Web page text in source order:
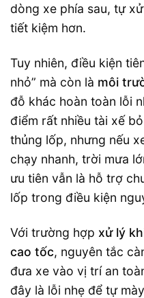
dòng xe phía sau, tự
tiết kiệm hơn.
Tuy nhiên, điều kiện
nhỏ” mà còn là môi
đỗ khác hoàn toàn lỗi
điểm rất nhiều tài xế
thủng lốp, nhưng nếu
chạy nhanh, trời mưa
ưu tiên vẫn là hỗ trợ
lốp trong điều kiện
Với trường hợp xử lý
cao tốc, nguyên tắc
đưa xe vào vị trí an
đây là lỗi nhẹ để tự